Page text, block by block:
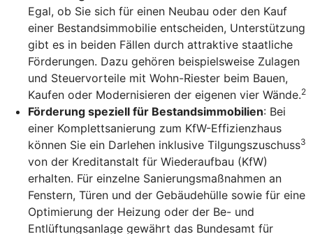
Egal, ob Sie sich für einen Neubau oder den Kauf
einer Bestandsimmobilie entscheiden, Unterstützung
gibt es in beiden Fällen durch attraktive staatliche
Förderungen. Dazu gehören beispielsweise Zulagen
und Steuervorteile mit Wohn-Riester beim Bauen,
Kaufen oder Modernisieren der eigenen vier Wände.2
Förderung speziell für Bestandsimmobilien: Bei
einer Komplettsanierung zum KfW-Effizienzhaus
können Sie ein Darlehen inklusive Tilgungszuschuss3
von der Kreditanstalt für Wiederaufbau (KfW)
erhalten. Für einzelne Sanierungsmaßnahmen an
Fenstern, Türen und der Gebäudehülle sowie für eine
Optimierung der Heizung oder der Be- und
Entlüftungsanlage gewährt das Bundesamt für